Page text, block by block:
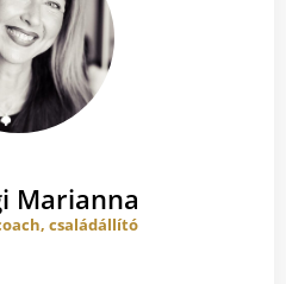
Marianna
családállító